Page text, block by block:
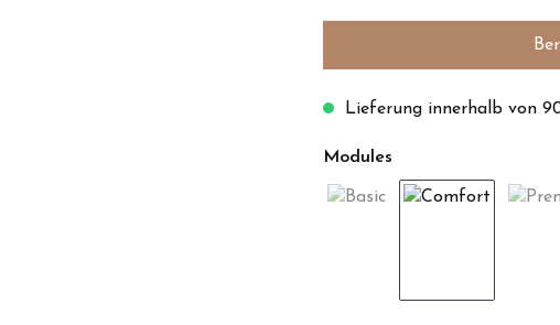
Lieferung innerhalb von
Modules